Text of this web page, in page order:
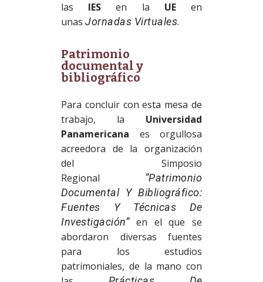
las IES en la UEen
unas Jornadas Virtuales.
Patrimonio
documental y
bibliográfico
Para concluir con esta mesa de
trabajo, la Universidad
Panamericana es orgullosa
acreedora de la organización
del Simposio
Regional “Patrimonio
Documental Y Bibliográfico:
Fuentes Y Técnicas De
Investigación” en el que se
abordaron diversas fuentes
para los estudios
patrimoniales, de la mano con